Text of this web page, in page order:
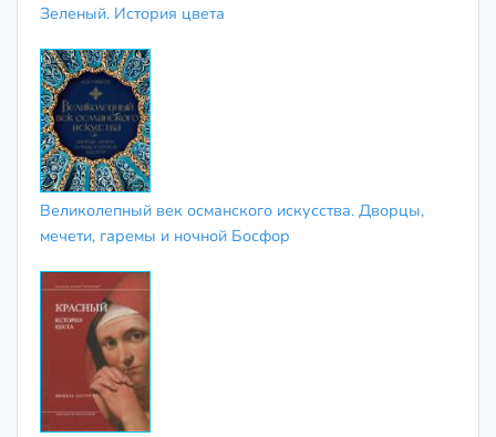
Зеленый. История цвета
Великолепный век османского искусства. Дворцы,
мечети, гаремы и ночной Босфор